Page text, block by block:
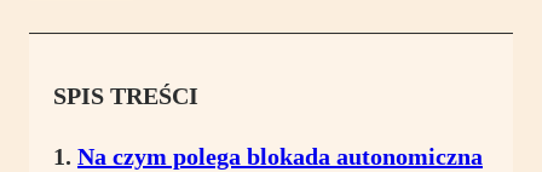
SPIS TREŚCI
Na czym polega blokada autonomiczna